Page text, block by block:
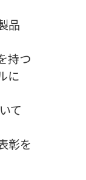
品
持つ
に
て
表彰を